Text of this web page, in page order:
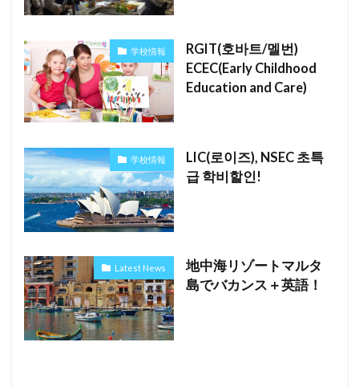
学校情報
RGIT(호바트/멜번)
ECEC(Early Childhood
Education and Care)
学校情報
LIC(로이즈), NSEC 초특
급 학비할인!
Latest News
地中海リゾートマルタ
島でバカンス＋英語！